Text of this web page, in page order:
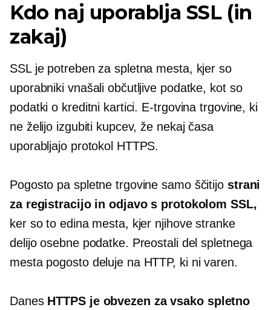
Kdo naj uporablja SSL (in
zakaj)
SSL je potreben za spletna mesta, kjer so
uporabniki vnašali občutljive podatke, kot so
podatki o kreditni kartici. E-trgovina trgovine, ki
ne želijo izgubiti kupcev, že nekaj časa
uporabljajo protokol HTTPS.
Pogosto pa spletne trgovine samo ščitijo strani
za registracijo in odjavo s protokolom SSL,
ker so to edina mesta, kjer njihove stranke
delijo osebne podatke. Preostali del spletnega
mesta pogosto deluje na HTTP, ki ni varen.
Danes HTTPS je obvezen za vsako spletno